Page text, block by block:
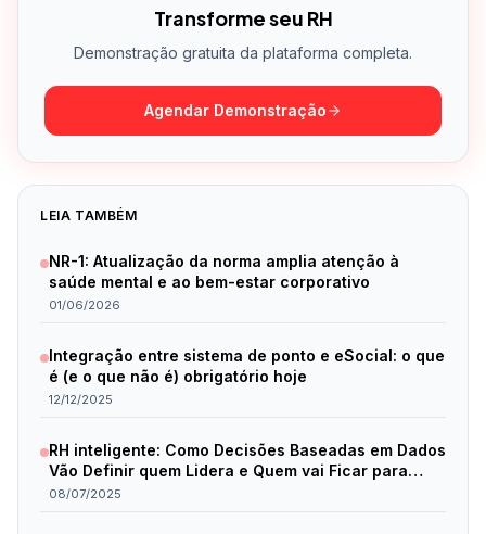
Transforme seu RH
Demonstração gratuita da plataforma completa.
Agendar Demonstração
LEIA TAMBÉM
NR-1: Atualização da norma amplia atenção à
saúde mental e ao bem-estar corporativo
01/06/2026
Integração entre sistema de ponto e eSocial: o que
é (e o que não é) obrigatório hoje
12/12/2025
RH inteligente: Como Decisões Baseadas em Dados
Vão Definir quem Lidera e Quem vai Ficar para
Trás em 2025
08/07/2025